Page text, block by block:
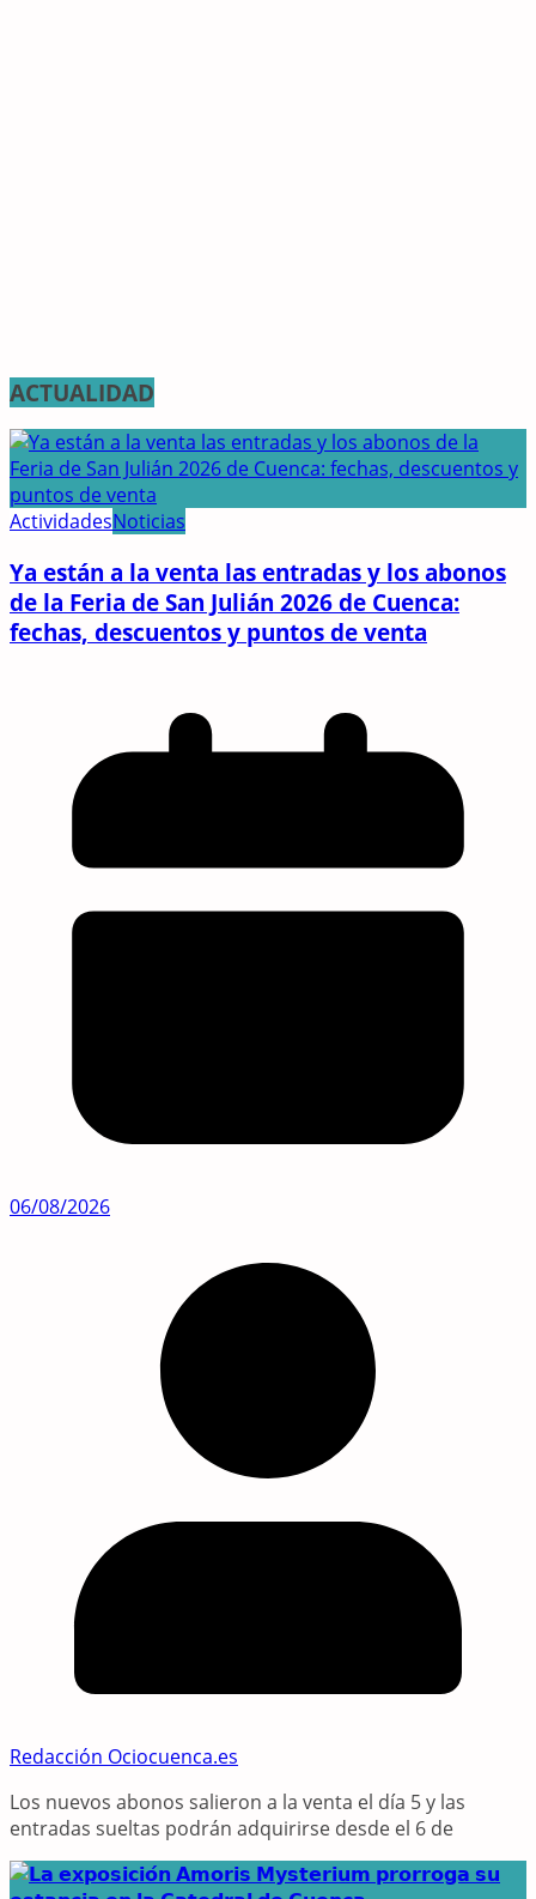
ACTUALIDAD
ActividadesNoticias
Ya están a la venta las entradas y los abonos
de la Feria de San Julián 2026 de Cuenca:
fechas, descuentos y puntos de venta
06/08/2026
Redacción Ociocuenca.es
Los nuevos abonos salieron a la venta el día 5 y las
entradas sueltas podrán adquirirse desde el 6 de